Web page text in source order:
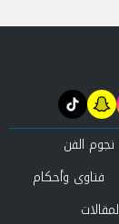
snapchat
tiktok
نجوم الفن
فتاوى وأحكام